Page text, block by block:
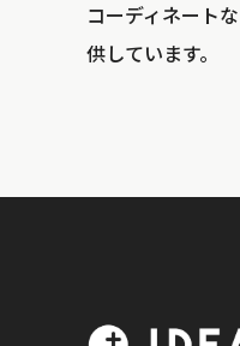
コーディネート
供しています。